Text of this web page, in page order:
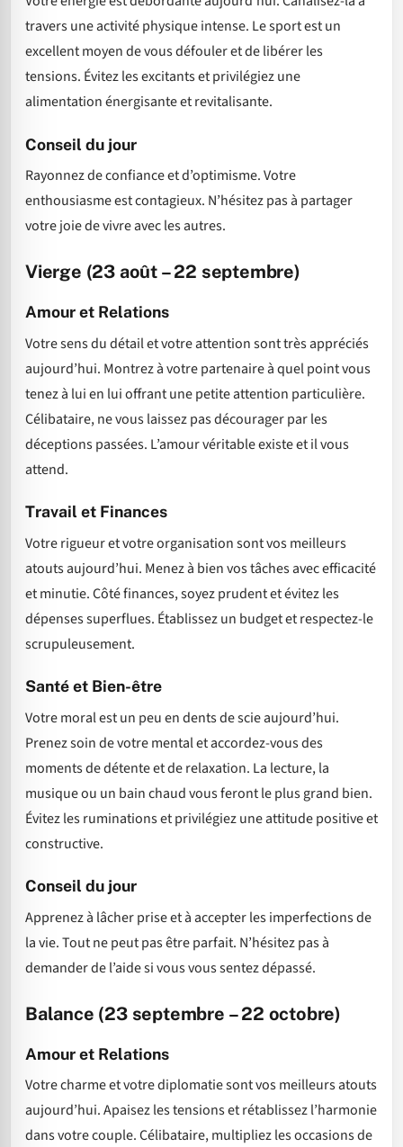
travers une activité physique intense. Le sport est un
excellent moyen de vous défouler et de libérer les
tensions. Évitez les excitants et privilégiez une
alimentation énergisante et revitalisante.
Conseil du jour
Rayonnez de confiance et d’optimisme. Votre
enthousiasme est contagieux. N’hésitez pas à partager
votre joie de vivre avec les autres.
Vierge (23 août – 22 septembre)
Amour et Relations
Votre sens du détail et votre attention sont très appréciés
aujourd’hui. Montrez à votre partenaire à quel point vous
tenez à lui en lui offrant une petite attention particulière.
Célibataire, ne vous laissez pas décourager par les
déceptions passées. L’amour véritable existe et il vous
attend.
Travail et Finances
Votre rigueur et votre organisation sont vos meilleurs
atouts aujourd’hui. Menez à bien vos tâches avec efficacité
et minutie. Côté finances, soyez prudent et évitez les
dépenses superflues. Établissez un budget et respectez-le
scrupuleusement.
Santé et Bien-être
Votre moral est un peu en dents de scie aujourd’hui.
Prenez soin de votre mental et accordez-vous des
moments de détente et de relaxation. La lecture, la
musique ou un bain chaud vous feront le plus grand bien.
Évitez les ruminations et privilégiez une attitude positive et
constructive.
Conseil du jour
Apprenez à lâcher prise et à accepter les imperfections de
la vie. Tout ne peut pas être parfait. N’hésitez pas à
demander de l’aide si vous vous sentez dépassé.
Balance (23 septembre – 22 octobre)
Amour et Relations
Votre charme et votre diplomatie sont vos meilleurs atouts
aujourd’hui. Apaisez les tensions et rétablissez l’harmonie
dans votre couple. Célibataire, multipliez les occasions de